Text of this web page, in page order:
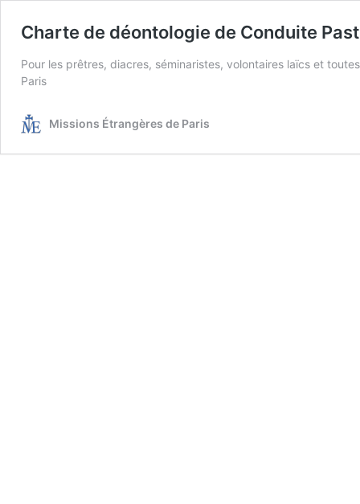
Charte de déontologie de Conduite
Pour les prêtres, diacres, séminaristes, volontaires laïcs et
Paris
Missions Étrangères de Paris